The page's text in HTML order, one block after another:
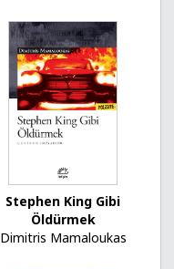
Stephen King Gibi
Öldürmek
Dimitris Mamaloukas